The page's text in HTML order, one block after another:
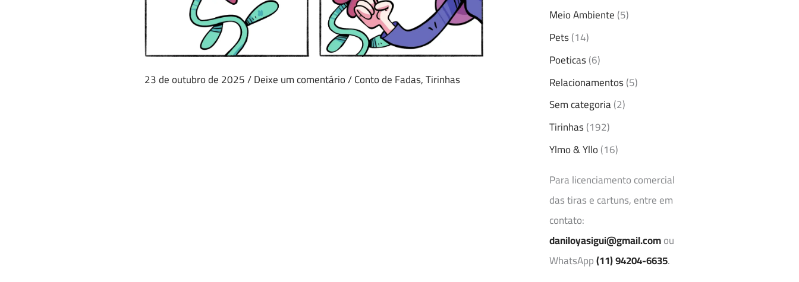
23 de outubro de 2025/Deixe um comentário/Conto de Fadas,Tirinhas
Meio Ambiente(5)
Pets(14)
Poeticas(6)
Relacionamentos(5)
Sem categoria(2)
Tirinhas(192)
Ylmo & Yllo(16)
Para licenciamento comercial
das tiras e cartuns, entre em
contato:
daniloyasigui@gmail.comou
WhatsApp(11) 94204-6635.